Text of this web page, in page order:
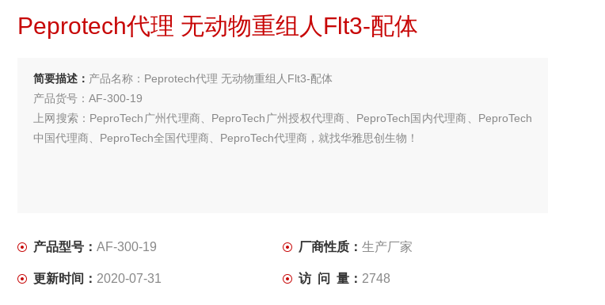
Peprotech代理 无动物重组人Flt3-配体
简要描述： 产品名称：Peprotech代理 无动物重组人Flt3-配体
产品货号：AF-300-19
上网搜索：PeproTech广州代理商、PeproTech广州授权代理商、PeproTech国内代理商、PeproTech
中国代理商、PeproTech全国代理商、PeproTech代理商，就找华雅思创生物！
产品型号： AF-300-19 厂商性质： 生产厂家
更新时间： 2020-07-31 访 问 量： 2748